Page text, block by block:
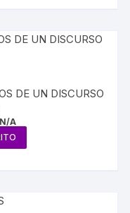
DE UN DISCURSO
N/A